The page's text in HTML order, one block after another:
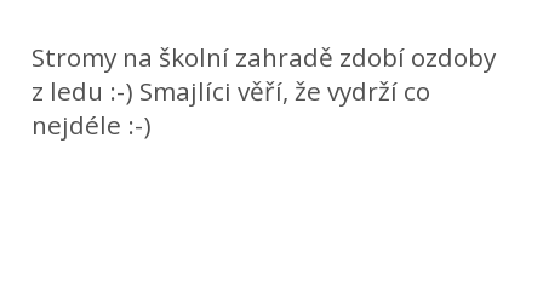
Stromy na školní zahradě zdobí ozdoby
z ledu :-) Smajlíci věří, že vydrží co
nejdéle :-)